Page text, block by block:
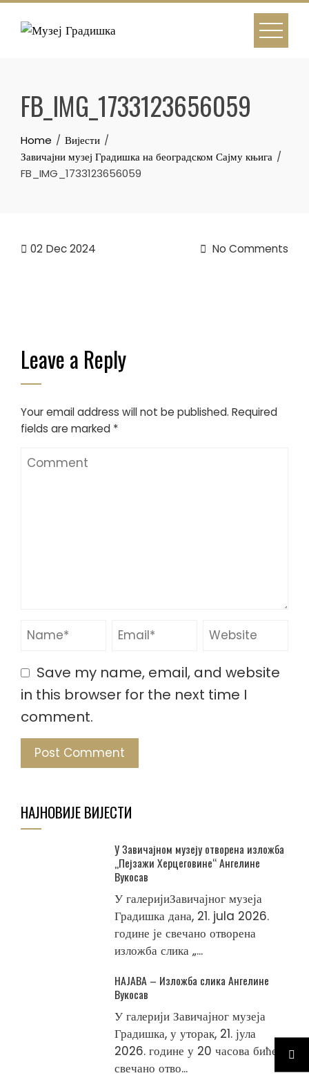
Skip
FB_IMG_1733123656059
Home
Вијести
Завичајни музеј Градишка на београдском Сајму књига
FB_IMG_1733123656059
02 Dec 2024 No Comments
Leave a Reply
Your email address will not be published. Required
fields are marked *
Save my name, email, and website
in this browser for the next time I
comment.
НАЈНОВИЈЕ ВИЈЕСТИ
У Завичајном музеју отворена изложба
„Пејзажи Херцеговине“ Ангелине
Вукосав
У галеријиЗавичајног музеја
Градишка дана, 21. jula 2026.
године је свечано отворена
изложба слика „...
НАЈАВА – Изложба слика Ангелине
Вукосав
У галерији Завичајног музеја
Градишка, у уторак, 21. јула
2026. године у 20 часова биће
свечано отво...